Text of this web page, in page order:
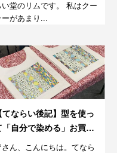
い堂のリムです。 私はクー
ーがあまり...
てならい後記】型を使っ
「自分で染める」お買い
袋。8月
さん、こんにちは。てなら